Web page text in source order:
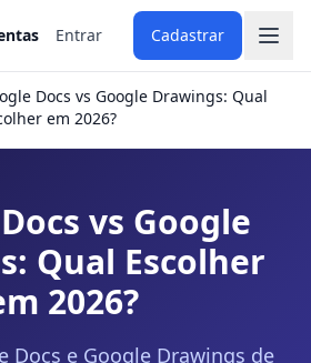
Entrar Cadastrar
Docs vs Google Drawings: Qual
em 2026?
vs Google
Qual Escolher
2026?
Docs e Google Drawings de